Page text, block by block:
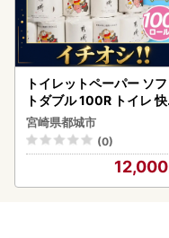
トイレットペーパー ソフ
トダブル 100R トイレ 快
速〔12-I5-TP100-R〕
宮崎県都城市
(0)
12,000